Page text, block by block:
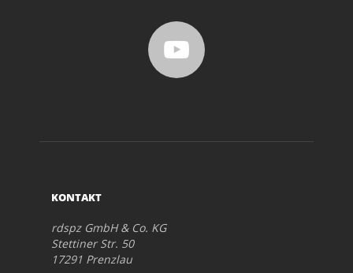
KONTAKT
rdspz GmbH & Co. KG
Stettiner Str. 50
17291 Prenzlau